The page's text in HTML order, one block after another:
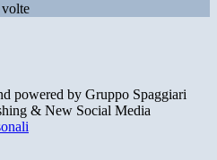
volte
powered by Gruppo Spaggiari
& New Social Media